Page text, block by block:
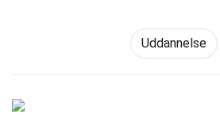
Uddannelse